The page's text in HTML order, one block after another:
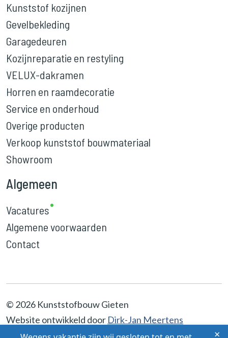
Kunststof kozijnen
Gevelbekleding
Garagedeuren
Kozijnreparatie en restyling
VELUX-dakramen
Horren en raamdecoratie
Service en onderhoud
Overige producten
Verkoop kunststof bouwmateriaal
Showroom
Algemeen
Vacatures
Algemene voorwaarden
Contact
© 2026 Kunststofbouw Gieten
Website ontwikkeld door Dirk-Jan Meertens
×